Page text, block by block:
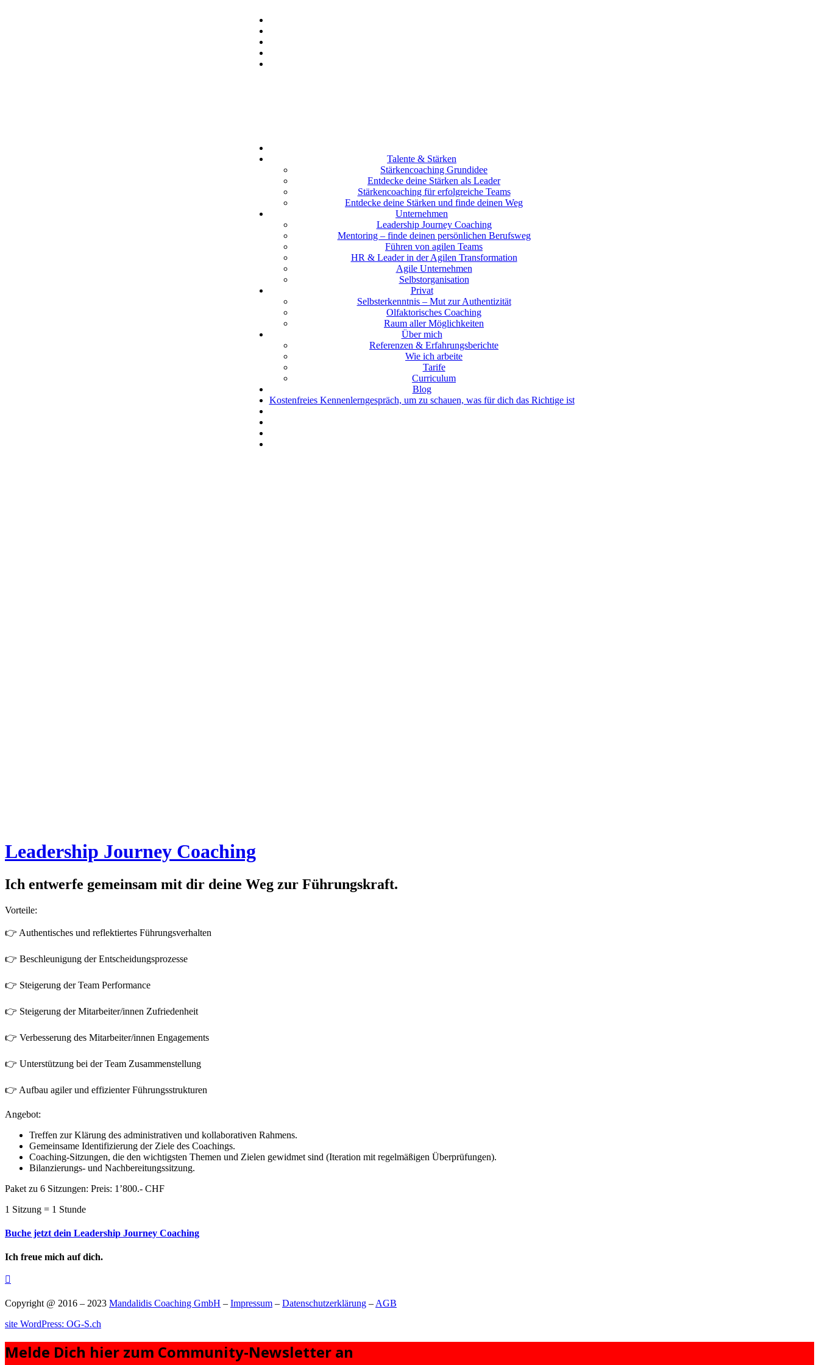
Talente & Stärken
Stärkencoaching Grundidee
Entdecke deine Stärken als Leader
Stärkencoaching für erfolgreiche Teams
Entdecke deine Stärken und finde deinen Weg
Unternehmen
Leadership Journey Coaching
Mentoring – finde deinen persönlichen Berufsweg
Führen von agilen Teams
HR & Leader in der Agilen Transformation
Agile Unternehmen
Selbstorganisation
Privat
Selbsterkenntnis – Mut zur Authentizität
Olfaktorisches Coaching
Raum aller Möglichkeiten
Über mich
Referenzen & Erfahrungsberichte
Wie ich arbeite
Tarife
Curriculum
Blog
Kostenfreies Kennenlerngespräch, um zu schauen, was für dich das Richtige ist
Leadership Journey Coaching
Ich entwerfe gemeinsam mit dir deine Weg zur Führungskraft.
Vorteile:
👉 Authentisches und reflektiertes Führungsverhalten
👉 Beschleunigung der Entscheidungsprozesse
👉 Steigerung der Team Performance
👉 Steigerung der Mitarbeiter/innen Zufriedenheit
👉 Verbesserung des Mitarbeiter/innen Engagements
👉 Unterstützung bei der Team Zusammenstellung
👉 Aufbau agiler und effizienter Führungsstrukturen
Angebot:
Treffen zur Klärung des administrativen und kollaborativen Rahmens.
Gemeinsame Identifizierung der Ziele des Coachings.
Coaching-Sitzungen, die den wichtigsten Themen und Zielen gewidmet sind (Iteration mit regelmäßigen Überprüfungen).
Bilanzierungs- und Nachbereitungssitzung.
Paket zu 6 Sitzungen: Preis: 1’800.- CHF
1 Sitzung = 1 Stunde
Buche jetzt dein Leadership Journey Coaching
Ich freue mich auf dich.

Copyright @ 2016 – 2023 Mandalidis Coaching GmbH – Impressum – Datenschutzerklärung – AGB
site WordPress: OG-S.ch
Melde Dich hier zum Community-Newsletter an